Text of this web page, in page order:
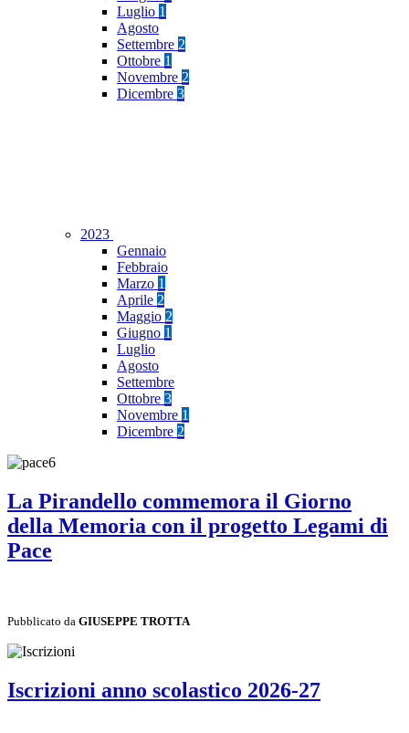
Luglio 1
Agosto
Settembre 2
Ottobre 1
Novembre 2
Dicembre 3
2023
Gennaio
Febbraio
Marzo 1
Aprile 2
Maggio 2
Giugno 1
Luglio
Agosto
Settembre
Ottobre 3
Novembre 1
Dicembre 2
La Pirandello commemora il Giorno
della Memoria con il progetto Legami di
Pace
Pubblicato da GIUSEPPE TROTTA
Iscrizioni anno scolastico 2026-27